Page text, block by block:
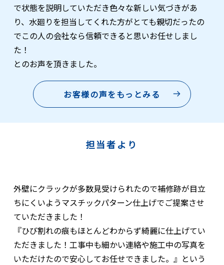
で状態を説明していただき色々な新しい気づきがあ
り、水廻りを担当してくれた方がとても親切だったの
でこの人の会社なら信頼できると思いお任せしまし
た！
とのお声を頂きました。
お客様の声をもっとみる
担当者より
外壁にクラックが多数見受けられたので補修跡が目立
ちにくいようマスチックパターン仕上げでご提案させ
ていただきました！
『ひび割れの痕もほとんどわからず綺麗に仕上げてい
ただきました！工事中も細かい連絡や施工中の写真を
いただけたので安心してお任せできました。』という